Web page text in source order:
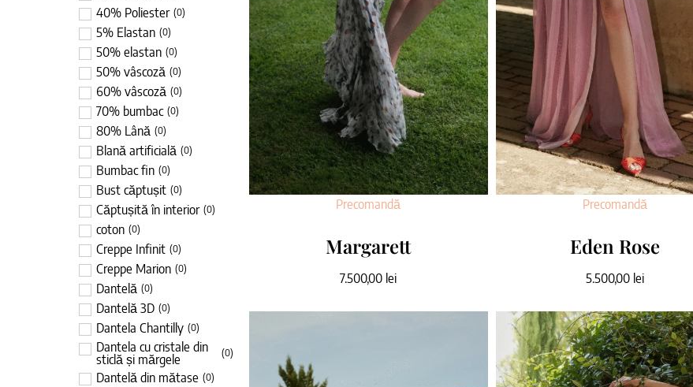
40% Poliester (0)
5% Elastan (0)
50% elastan (0)
50% vâscoză (0)
60% vâscoză (0)
70% bumbac (0)
80% Lână (0)
Blană artificială (0)
Bumbac fin (0)
Bust căptușit (0)
Căptușită în interior (0)
coton (0)
Creppe Infinit (0)
Creppe Marion (0)
Dantelă (0)
Dantelă 3D (0)
Dantela Chantilly (0)
Dantela cu cristale din
sticlă și mărgele
(0)
Dantelă din mătase (0)
Precomandă
Margarett
7.500,00 lei
Precomandă
Eden Rose
5.500,00 lei